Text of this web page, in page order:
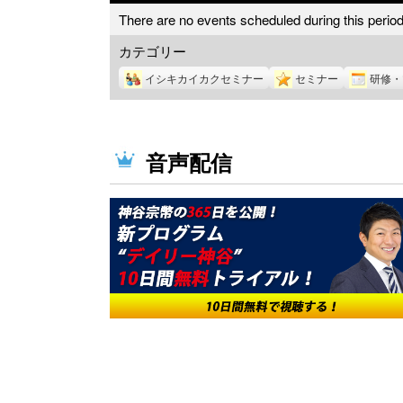
There are no events scheduled during this
カテゴリー
イシキカイカクセミナー セミナー 研修
音声配信